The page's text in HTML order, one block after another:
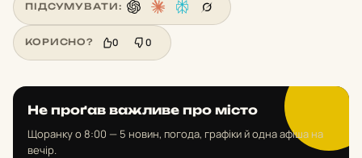
ПІДСУМУВАТИ:
КОРИСНО? 0 0
Не проґав важливе про місто
Щоранку о 8:00 — 5 новин, погода, графіки й одна афіша на
вечір.